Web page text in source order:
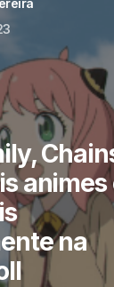
animes
na